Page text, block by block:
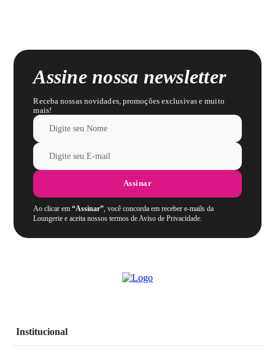
Assine nossa newsletter
Receba nossas novidades, promoções exclusivas e muito
mais!
Assinar
Ao clicar em“Assinar”, você concorda em receber e-mails da
Loungerie e aceita nossos termos de Aviso de Privacidade.
Institucional